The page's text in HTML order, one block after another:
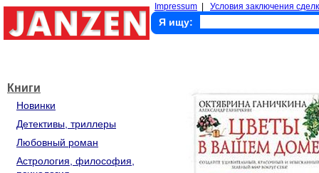
Impressum Условия заключения
Я ищу:
Книги
Новинки
Детективы, триллеры
Любовный роман
Астрология, философия,